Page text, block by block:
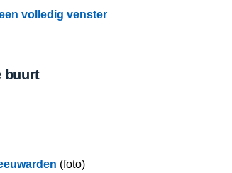
volledig venster
buurt
(foto)